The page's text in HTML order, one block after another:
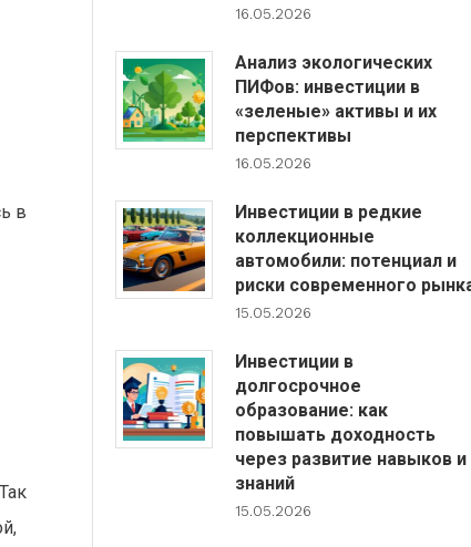
в
16.05.2026
Анализ экологических
ПИФов: инвестиции в
«зеленые» активы и их
перспективы
16.05.2026
Инвестиции в редкие
коллекционные
автомобили: потенциал и
риски современного
15.05.2026
Инвестиции в
долгосрочное
образование: как
повышать доходность
через развитие навыков и
знаний
15.05.2026